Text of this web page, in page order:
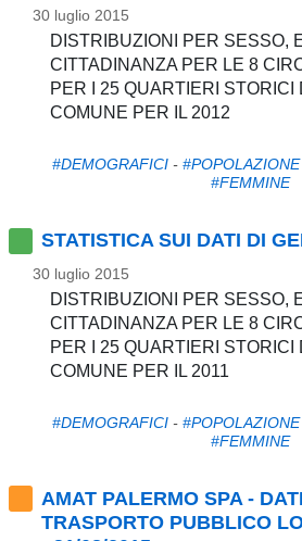
30 luglio 2015
DISTRIBUZIONI PER SESSO,
CITTADINANZA PER LE 8
PER I 25 QUARTIERI STORICI
COMUNE PER IL 2012
#DEMOGRAFICI -#POPOLAZIONE
#FEMMINE
STATISTICA SUI DATI DI
30 luglio 2015
DISTRIBUZIONI PER SESSO,
CITTADINANZA PER LE 8
PER I 25 QUARTIERI STORICI
COMUNE PER IL 2011
#DEMOGRAFICI -#POPOLAZIONE
#FEMMINE
AMAT PALERMO SPA -
TRASPORTO PUBBLICO